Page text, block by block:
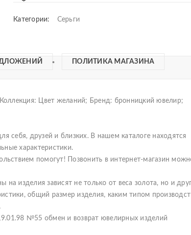
Категории: Серьги
ПОЛИТИКА МАГАЗИНА
Цвет желаний; Бренд: бронницкий ювелир;
себя, друзей и близких. В нашем каталоге находятся
характеристики.
помогут! Позвонить в интернет-магазин
изделия зависят не только от веса золота, но и
общий размер изделия, каким типом
№55 обмен и возврат ювелирных изделий